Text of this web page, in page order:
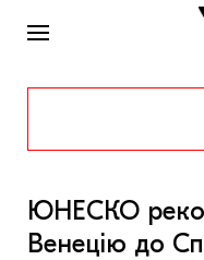
ЮНЕСКО
Венецію до